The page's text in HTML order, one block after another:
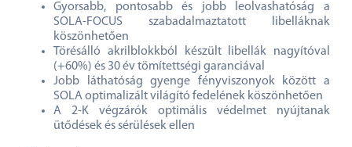
Gyorsabb, pontosabb és jobb leolvashatóság a
SOLA-FOCUS szabadalmaztatott libelláknak
köszönhetően
Törésálló akrilblokkból készült libellák nagyítóval
(+60%) és 30 év tömítettségi garanciával
Jobb láthatóság gyenge fényviszonyok között a
SOLA optimalizált világító fedelének köszönhetően
A 2-K végzárók optimális védelmet nyújtanak
ütődések és sérülések ellen